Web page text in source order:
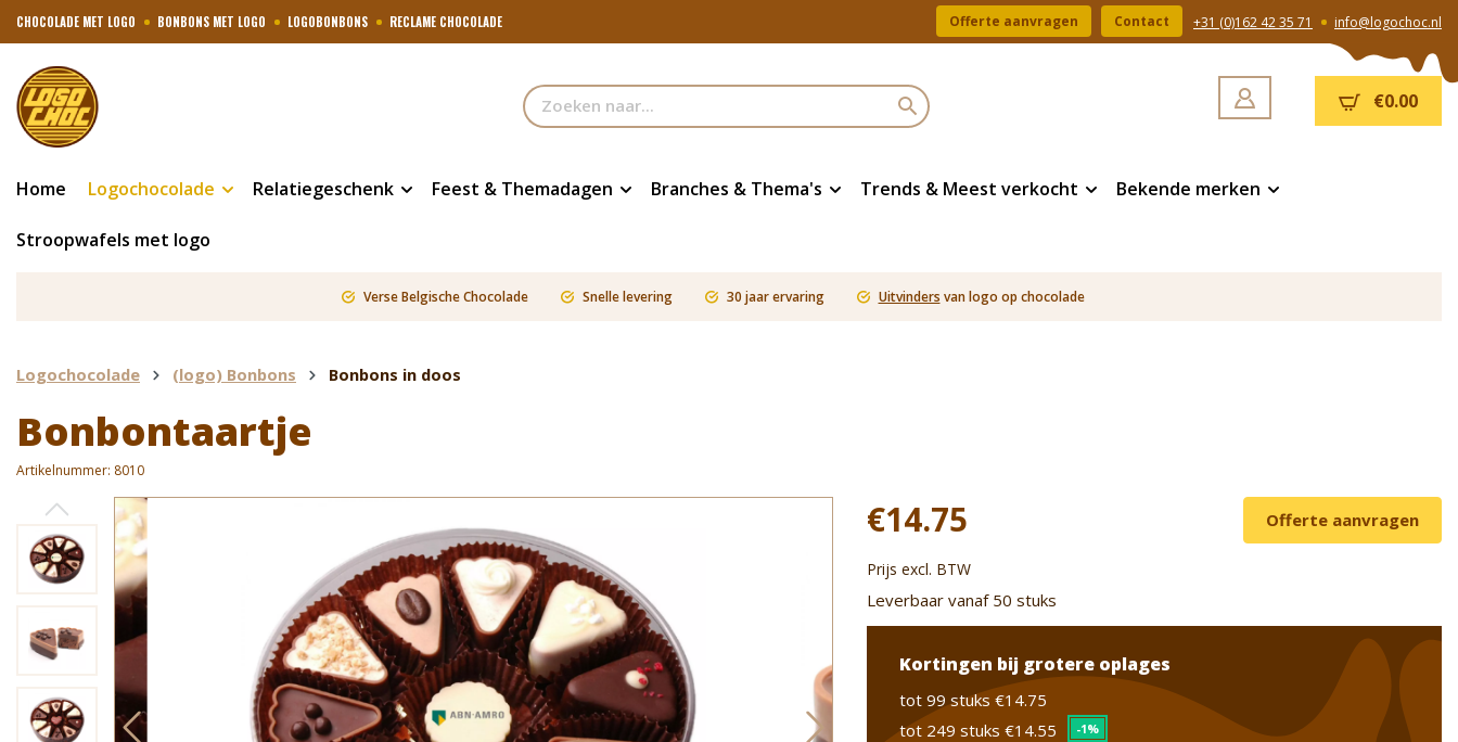
CHOCOLADE MET LOGO BONBONS MET LOGO LOGOBONBONS RECLAME CHOCOLADE Offerte aanvragen Contact +31 (0)162 42 35 71 info@logochoc.nl
€0.00
Home Logochocolade Relatiegeschenk Feest & Themadagen Branches & Thema's Trends & Meest verkocht Bekende merken
Stroopwafels met logo
Verse Belgische Chocolade Snelle levering 30 jaar ervaring Uitvinders van logo op chocolade
Logochocolade (logo) Bonbons Bonbons in doos
Bonbontaartje
Artikelnummer: 8010
€14.75 Offerte aanvragen
Prijs excl. BTW
Leverbaar vanaf 50 stuks
Kortingen bij grotere oplages
tot 99 stuks €14.75
tot 249 stuks €14.55 -1%